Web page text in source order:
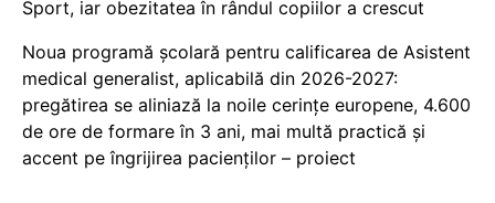
Sport, iar obezitatea în rândul copiilor a crescut
Noua programă școlară pentru calificarea de Asistent
medical generalist, aplicabilă din 2026-2027:
pregătirea se aliniază la noile cerințe europene, 4.600
de ore de formare în 3 ani, mai multă practică și
accent pe îngrijirea pacienților – proiect